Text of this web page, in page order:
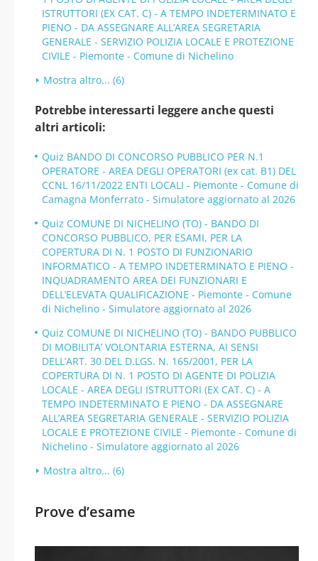
ISTRUTTORI (EX CAT. C) - A TEMPO INDETERMINATO E
PIENO - DA ASSEGNARE ALL’AREA SEGRETARIA
GENERALE - SERVIZIO POLIZIA LOCALE E PROTEZIONE
CIVILE - Piemonte - Comune di Nichelino
Mostra altro... (6)
Potrebbe interessarti leggere anche questi
altri articoli:
Quiz BANDO DI CONCORSO PUBBLICO PER N.1
OPERATORE - AREA DEGLI OPERATORI (ex cat. B1) DEL
CCNL 16/11/2022 ENTI LOCALI - Piemonte - Comune di
Camagna Monferrato - Simulatore aggiornato al 2026
Quiz COMUNE DI NICHELINO (TO) - BANDO DI
CONCORSO PUBBLICO, PER ESAMI, PER LA
COPERTURA DI N. 1 POSTO DI FUNZIONARIO
INFORMATICO - A TEMPO INDETERMINATO E PIENO -
INQUADRAMENTO AREA DEI FUNZIONARI E
DELL’ELEVATA QUALIFICAZIONE - Piemonte - Comune
di Nichelino - Simulatore aggiornato al 2026
Quiz COMUNE DI NICHELINO (TO) - BANDO PUBBLICO
DI MOBILITA’ VOLONTARIA ESTERNA, AI SENSI
DELL’ART. 30 DEL D.LGS. N. 165/2001, PER LA
COPERTURA DI N. 1 POSTO DI AGENTE DI POLIZIA
LOCALE - AREA DEGLI ISTRUTTORI (EX CAT. C) - A
TEMPO INDETERMINATO E PIENO - DA ASSEGNARE
ALL’AREA SEGRETARIA GENERALE - SERVIZIO POLIZIA
LOCALE E PROTEZIONE CIVILE - Piemonte - Comune di
Nichelino - Simulatore aggiornato al 2026
Mostra altro... (6)
Prove d’esame